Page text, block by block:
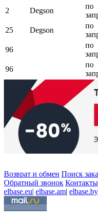
2 Degson
по
25
Degson
по
96
по
96
по
Возврат и обмен Поиск
Обратный звонок Контакты
elbase.eu| elbase.am| elbase.by